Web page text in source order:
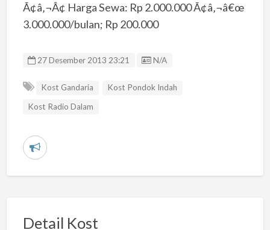
Ã¢â‚¬Â¢ Harga Sewa: Rp 2.000.000 Ã¢â‚¬â€œ
3.000.000/bulan; Rp 200.000
27 Desember 2013 23:21 Listing ID
N/A
Kost Gandaria
Kost Pondok Indah
Kost Radio Dalam
L
r
Detail Kost